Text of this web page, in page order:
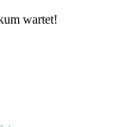
wartet!